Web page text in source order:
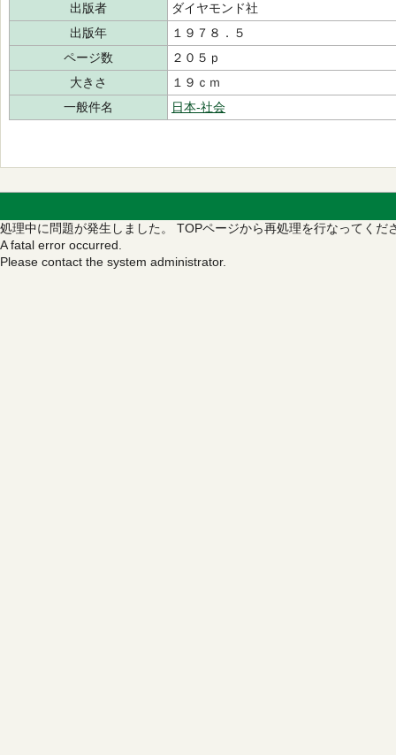
出版者
ダイヤモンド社
出版年
１９７８．５
ページ数
２０５ｐ
大きさ
１９ｃｍ
一般件名
日本‐社会
処理中に問題が発生しました。 TOPページから再処理を行なってくだ
A fatal error occurred.
Please contact the system administrator.